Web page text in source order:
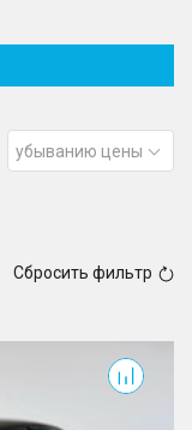
убыванию цены
Сбросить фильтр